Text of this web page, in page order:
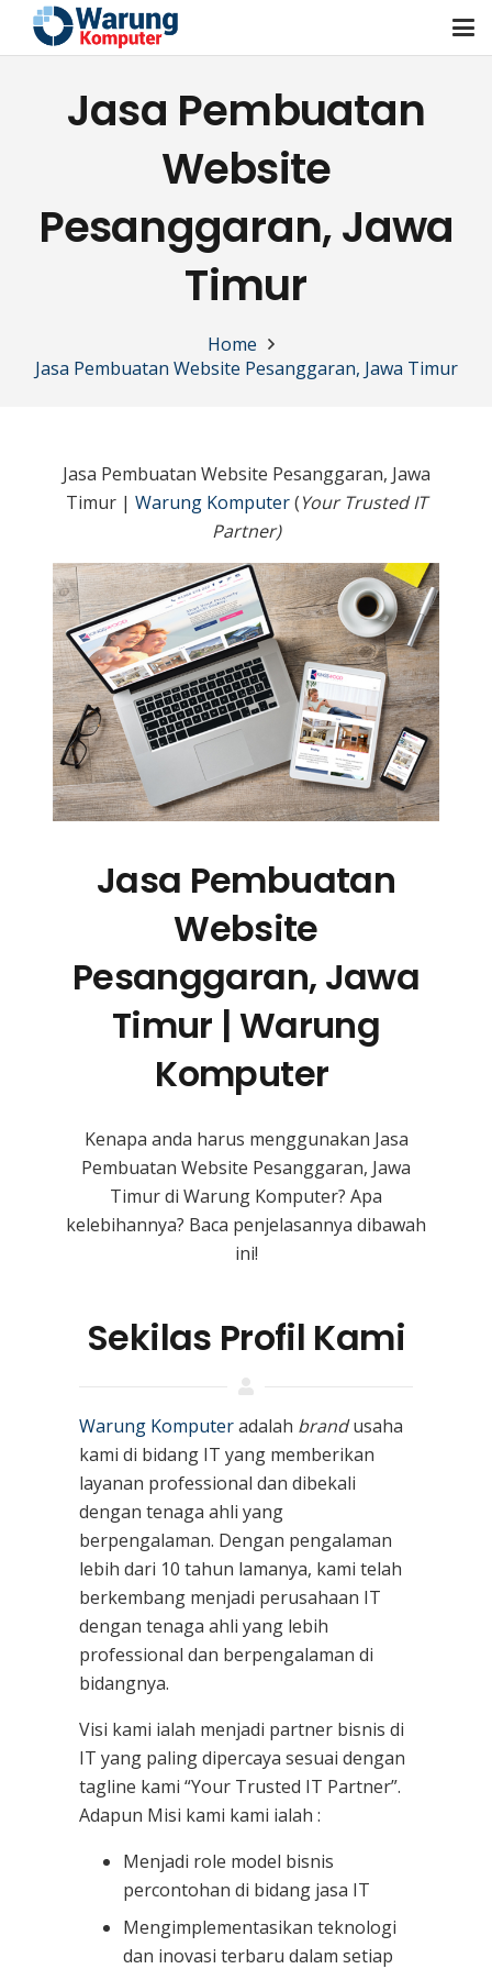
Jasa Pembuatan
Website
Pesanggaran, Jawa
Timur
Home
Jasa Pembuatan Website Pesanggaran, Jawa Timur
Jasa Pembuatan Website Pesanggaran, Jawa
Timur | Warung Komputer(Your Trusted IT
Partner)
Jasa Pembuatan
Website
Pesanggaran, Jawa
Timur | Warung
Komputer
Kenapa anda harus menggunakan Jasa
Pembuatan Website Pesanggaran, Jawa
Timurdi Warung Komputer? Apa
kelebihannya? Baca penjelasannya dibawah
ini!
Sekilas Profil Kami
Warung Komputeradalah brandusaha
kami di bidang IT yang memberikan
layanan professional dan dibekali
dengan tenaga ahli yang
berpengalaman. Dengan pengalaman
lebih dari 10 tahun lamanya, kami telah
berkembang menjadi perusahaan IT
dengan tenaga ahli yang lebih
professional dan berpengalaman di
bidangnya.
Visi kami ialah menjadi partner bisnis di
IT yang paling dipercaya sesuai dengan
tagline kami “Your Trusted IT Partner”.
Adapun Misi kami kami ialah :
Menjadi role model bisnis
percontohan di bidang jasa IT
Mengimplementasikan teknologi
dan inovasi terbaru dalam setiap